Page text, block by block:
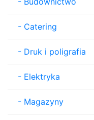
- Catering
- Druk i poligrafia
- Elektryka
- Magazyny